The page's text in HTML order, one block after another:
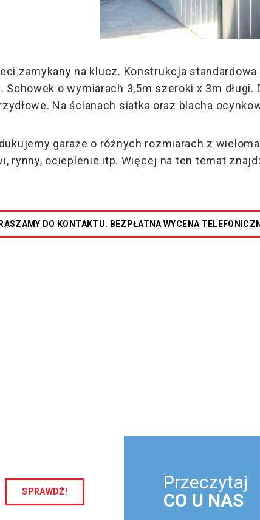
zamykany na klucz. Konstrukcja
Schowek o wymiarach 3,5m szeroki x 3m długi.
Na ścianach siatka oraz blacha
garaże o różnych rozmiarach z
rynny, ocieplenie itp. Więcej na ten temat
DO KONTAKTU. BEZPŁATNA WYCENA
SPRAWDŹ!
Przeczytaj
CO U NAS